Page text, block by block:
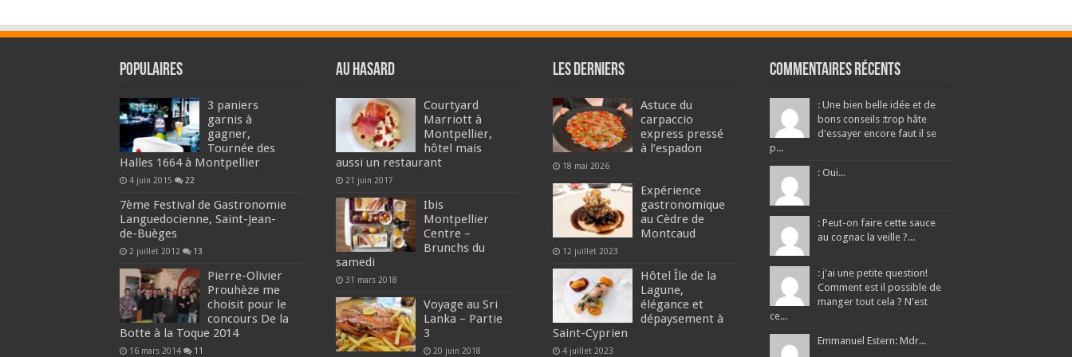
Populaires
3 paniers
garnis à
gagner,
Tournée des
Halles 1664 à Montpellier
4 juin 2015 22
7ème Festival de Gastronomie
Languedocienne, Saint-Jean-
de-Buèges
2 juillet 2012 13
Pierre-Olivier
Prouhèze me
choisit pour le
concours De la
Botte à la Toque 2014
16 mars 2014 11
Au hasard
Courtyard
Marriott à
Montpellier,
hôtel mais
aussi un restaurant
21 juin 2017
Ibis
Montpellier
Centre –
Brunchs du
samedi
31 mars 2018
Voyage au Sri
Lanka – Partie
3
20 juin 2018
Les derniers
Astuce du
carpaccio
express pressé
à l’espadon
18 mai 2026
Expérience
gastronomique
au Cèdre de
Montcaud
12 juillet 2023
Hôtel Île de la
Lagune,
élégance et
dépaysement à
Saint-Cyprien
4 juillet 2023
Commentaires récents
: Une bien belle idée et de
bons conseils :trop hâte
d'essayer encore faut il se
p...
: Oui...
: Peut-on faire cette sauce
au cognac la veille ?...
: j'ai une petite question!
Comment est il possible de
manger tout cela ? N'est
ce...
Emmanuel Estern: Mdr...